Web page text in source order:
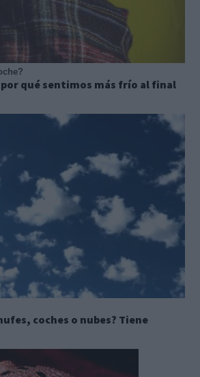
por qué sentimos más frío al final
coches o nubes? Tiene